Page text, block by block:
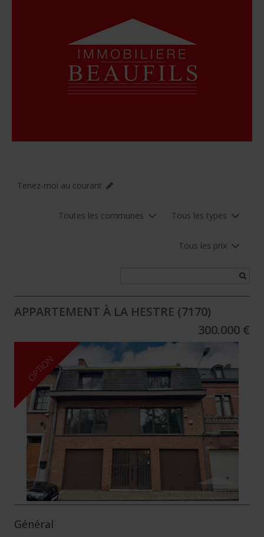
Tenez-moi au courant
Toutes les communes Tous les types
Tous les prix
APPARTEMENT À LA HESTRE (7170)
300.000 €
OPTION
Général